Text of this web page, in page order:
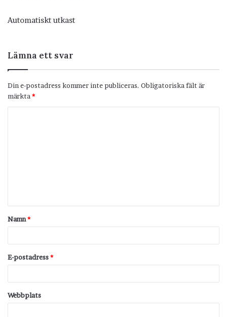
Automatiskt utkast
Lämna ett svar
Din e-postadress kommer inte publiceras. Obligatoriska fält är
märkta *
t
a
Namn*
E-postadress*
Webbplats